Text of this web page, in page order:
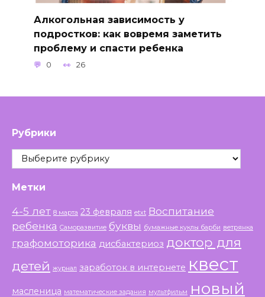
Алкогольная зависимость у
подростков: как вовремя заметить
проблему и спасти ребенка
0 26
Рубрики
Рубрики
Метки
4-5 лет 8 марта 23 февраля etxt Воспитание
ребенка Саморазвитие буквы бумажные куклы барби ветрянка
графомоторика дисбактериоз доктор для
детей журнал заработок в интернете квест
масленица математические задания мультфильм новый